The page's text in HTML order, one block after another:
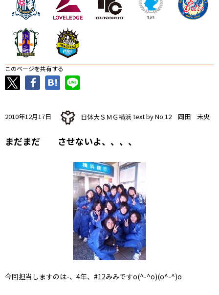
このページを共有する
2010年12月17日 日体大ＳＭＧ横浜 text by No.12 岡田 未央
まだまだ させないよ、、、、
今回担当しますのは-、4年、#12みみですo(^-^o)(o^-^)o